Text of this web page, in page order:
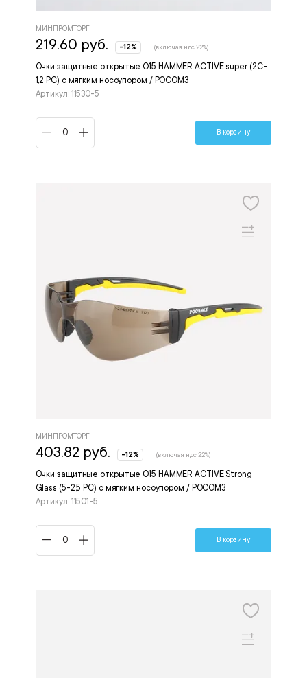
Очки защитные открытые О15 HAMMER ACTIVЕ super (2C-
1,2 PC) с мягким носоупором / РОСОМЗ
Артикул: 11530-5
МИНПРОМТОРГ
219.60 руб. -12% (включая ндс 22%)
В корзину
Очки защитные открытые О15 HAMMER ACTIVE Strong
Glass (5-2,5 PC) с мягким носоупором / РОСОМЗ
Артикул: 11501-5
МИНПРОМТОРГ
403.82 руб. -12% (включая ндс 22%)
В корзину